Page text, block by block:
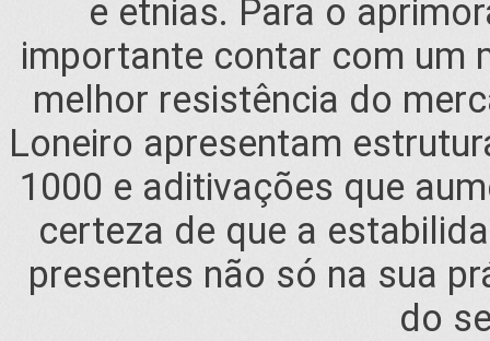
e etnias. Para o
importante contar com um
melhor resistência do
Loneiro apresentam
1000 e aditivações que
certeza de que a
presentes não só na sua
do